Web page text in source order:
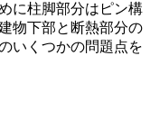
に柱脚部分はピン構
物下部と断熱部分の
いくつかの問題点を